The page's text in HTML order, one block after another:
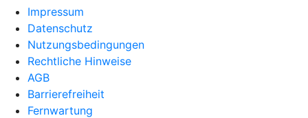
Impressum
Datenschutz
Nutzungsbedingungen
Rechtliche Hinweise
AGB
Barrierefreiheit
Fernwartung